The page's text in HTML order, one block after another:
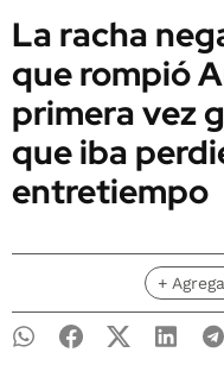
La racha
que rompió
primera vez
que iba
entretiempo
+